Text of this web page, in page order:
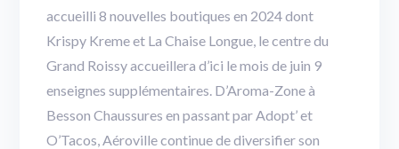
accueilli 8 nouvelles boutiques en 2024 dont
Krispy Kreme et La Chaise Longue, le centre du
Grand Roissy accueillera d’ici le mois de juin 9
enseignes supplémentaires. D’Aroma-Zone à
Besson Chaussures en passant par Adopt’ et
O’Tacos, Aéroville continue de diversifier son